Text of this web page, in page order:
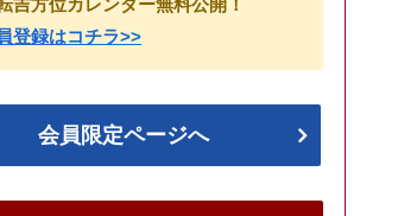
方位カレンダー無料公開！
登録はコチラ>>
会員限定ページへ